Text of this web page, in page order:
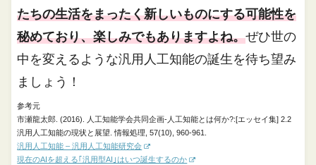
たちの生活をまったく新しいものにする可能性を
秘めており、楽しみでもありますよね。ぜひ世の
中を変えるような汎用人工知能の誕生を待ち望み
ましょう！
参考元
市瀬龍太郎. (2016). 人工知能学会共同企画-人工知能とは何か?:[エッセイ集] 2.2
汎用人工知能の現状と展望. 情報処理, 57(10), 960-961.
汎用人工知能 – 汎用人工知能研究会
現在のAIを超える｢汎用型AI｣はいつ誕生するのか